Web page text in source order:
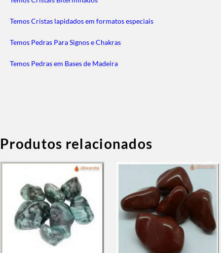
Temos Cristas lapidados em formatos especiais
Temos Pedras Para Signos e Chakras
Temos Pedras em Bases de Madeira
Produtos relacionados